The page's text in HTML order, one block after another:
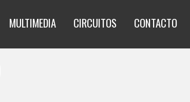
MULTIMEDIA CIRCUITOS CONTACTO